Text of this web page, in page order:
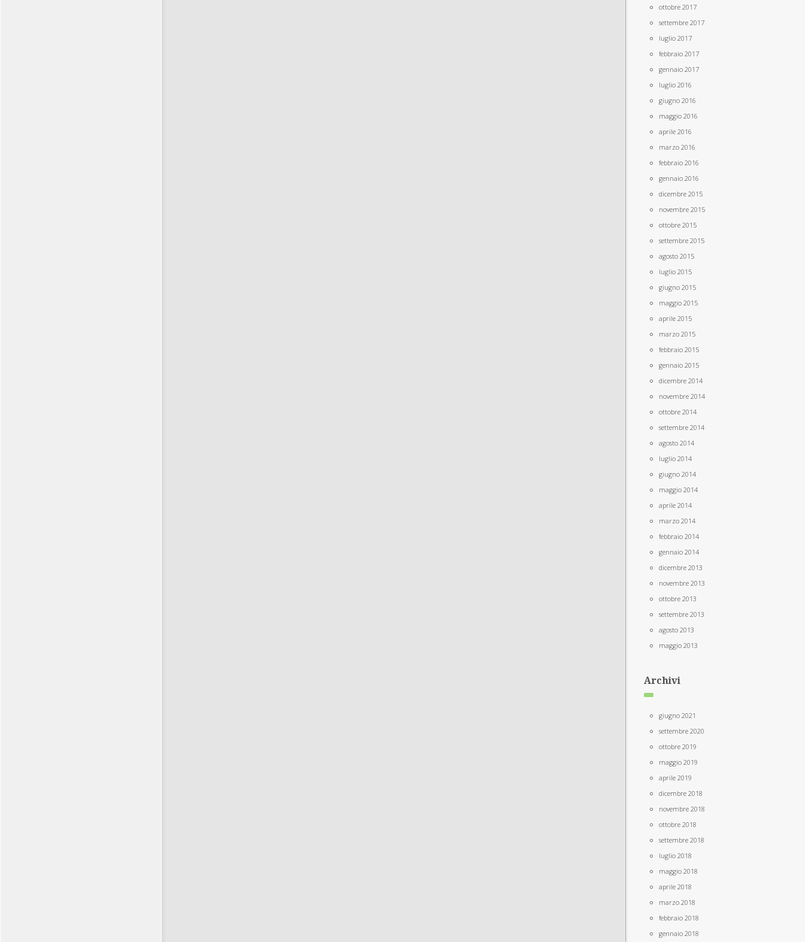
ottobre 2017
settembre 2017
luglio 2017
febbraio 2017
gennaio 2017
luglio 2016
giugno 2016
maggio 2016
aprile 2016
marzo 2016
febbraio 2016
gennaio 2016
dicembre 2015
novembre 2015
ottobre 2015
settembre 2015
agosto 2015
luglio 2015
giugno 2015
maggio 2015
aprile 2015
marzo 2015
febbraio 2015
gennaio 2015
dicembre 2014
novembre 2014
ottobre 2014
settembre 2014
agosto 2014
luglio 2014
giugno 2014
maggio 2014
aprile 2014
marzo 2014
febbraio 2014
gennaio 2014
dicembre 2013
novembre 2013
ottobre 2013
settembre 2013
agosto 2013
maggio 2013
Archivi
giugno 2021
settembre 2020
ottobre 2019
maggio 2019
aprile 2019
dicembre 2018
novembre 2018
ottobre 2018
settembre 2018
luglio 2018
maggio 2018
aprile 2018
marzo 2018
febbraio 2018
gennaio 2018